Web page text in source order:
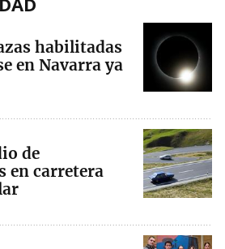
habilitadas
en Navarra ya
de
en carretera